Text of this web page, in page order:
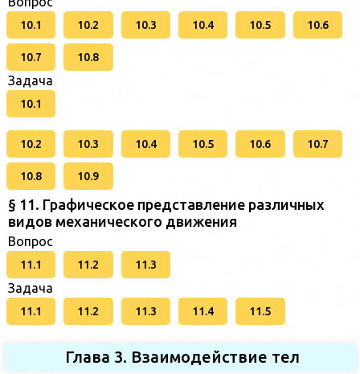
10.1 10.2 10.3 10.4 10.5 10.6
10.7 10.8
Задача
10.1
10.2 10.3 10.4 10.5 10.6 10.7
10.8 10.9
§ 11. Графическое представление различных
видов механического движения
Вопрос
11.1 11.2 11.3
Задача
11.1 11.2 11.3 11.4 11.5
Глава 3. Взаимодействие тел